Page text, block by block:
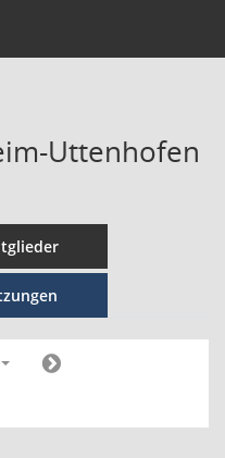
Uttenhofen